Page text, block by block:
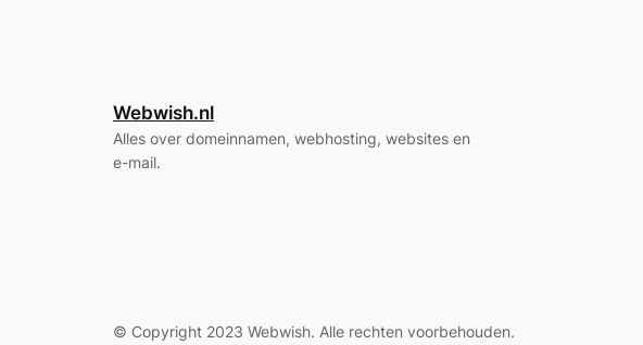
Webwish.nl
Alles over domeinnamen, webhosting, websites en
e-mail.
© Copyright 2023 Webwish. Alle rechten voorbehouden.